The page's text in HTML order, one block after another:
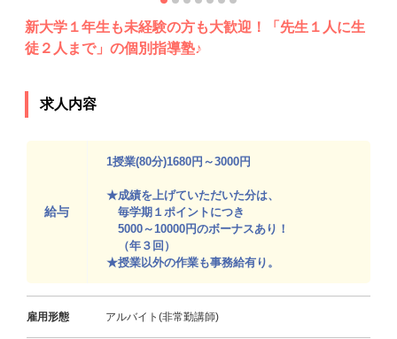
新大学１年生も未経験の方も大歓迎！「先生１人に生
徒２人まで」の個別指導塾♪
求人内容
給与
1授業(80分)1680円～3000円
★成績を上げていただいた分は、
毎学期１ポイントにつき
5000～10000円のボーナスあり！
（年３回）
★授業以外の作業も事務給有り。
雇用形態 アルバイト(非常勤講師)